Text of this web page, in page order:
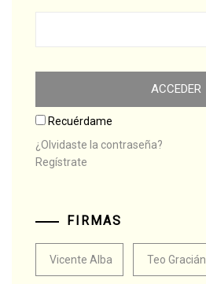
Recuérdame
¿Olvidaste la contraseña?
Regístrate
FIRMAS
Vicente Alba Teo Gracián